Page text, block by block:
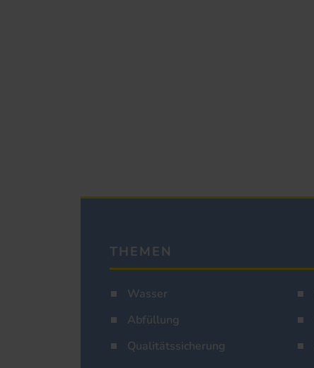
THEMEN
Wasser
Abfüllung
Qualitätssicherung